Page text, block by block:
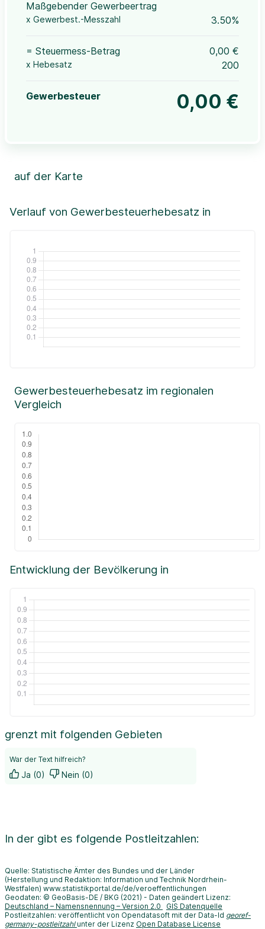
Maßgebender Gewerbeertrag
x Gewerbest.-Messzahl 3.50%
= Steuermess-Betrag 0,00 €
x Hebesatz 200
Gewerbesteuer 0,00 €
Verlauf von Gewerbesteuerhebesatz in
auf der Karte
+
Leaflet|©OpenStreetMap, ©CartoDB,
Entwicklung der Bevölkerung in
Gewerbesteuerhebesatz im regionalen
Vergleich
grenzt mit folgenden Gebieten
War der Text hilfreich?
Ja (0) Nein (0)
In der gibt es folgende Postleitzahlen:
Quelle: Statistische Ämter des Bundes und der Länder
(Herstellung und Redaktion: Information und Technik Nordrhein-
Westfalen) www.statistikportal.de/de/veroeffentlichungen
Geodaten: © GeoBasis-DE / BKG (2021) - Daten geändert Lizenz:
Deutschland – Namensnennung – Version 2.0
GIS Datenquelle
Postleitzahlen: veröffentlicht von Opendatasoft mit der Data-Id georef-
germany-postleitzahl unter der Lizenz Open Database License